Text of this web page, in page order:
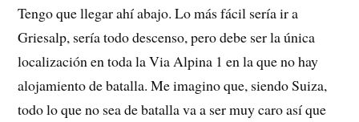
Tengo que llegar ahí abajo. Lo más fácil sería ir a
Griesalp, sería todo descenso, pero debe ser la única
localización en toda la Via Alpina 1 en la que no hay
alojamiento de batalla. Me imagino que, siendo Suiza,
todo lo que no sea de batalla va a ser muy caro así que